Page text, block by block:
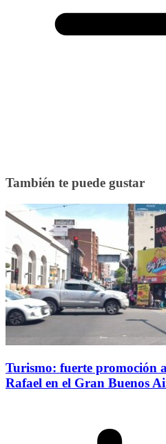
También te puede gustar
Turismo: fuerte promoción
Rafael en el Gran Buenos